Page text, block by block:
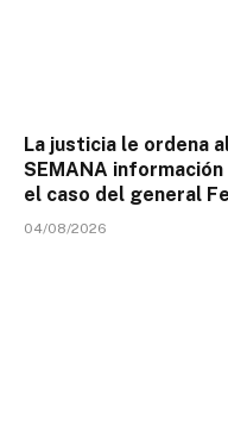
La justicia le ordena
SEMANA
el caso del general
04/08/2026